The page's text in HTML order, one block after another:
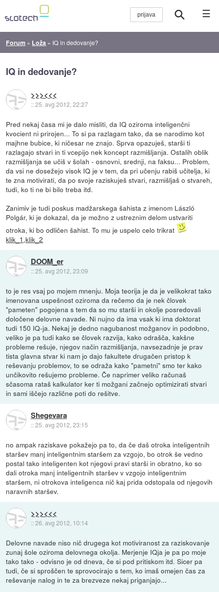
☰
Forum » Loža » IQ in dedovanje?
IQ in dedovanje?
>>><<<
::25. avg 2012, 22:27
Pred nekaj časa mi je dalo misliti, da IQ oziroma inteligenčni
kvocient ni prirojen... To si pa razlagam tako, da se narodimo kot
majhne bubice, ki ničesar ne znajo. Sprva opazuješ, starši ti
razlagajo stvari in ti vcepijo nek koncept razmišljanja. Ostalih oblik
razmišljanja se učiš v šolah - osnovni, srednji, na faksu... Problem,
da vsi ne dosežejo visok IQ je v tem, da pri učenju rabiš učitelja, ki
te zna motivirati, da po svoje raziskuješ stvari, razmišljaš o stvareh,
tudi, ko ti ne bi bilo treba itd.
Zanimiv je tudi poskus madžarskega šahista z imenom László
Polgár, ki je dokazal, da je možno z ustreznim delom ustvariti
otroka, ki bo odličen šahist. To mu je uspelo celo trikrat
klik_1 ,klik_2
DOOM_er
::25. avg 2012, 23:09
to je res vsaj po mojem mnenju. Moja teorija je da je velikokrat tako
imenovana uspešnost oziroma da rečemo da je nek človek
"pameten" pogojena s tem da so mu starši in okolje posredovali
določene delovne navade. Ni nujno da ima vsak ki ima doktorat
tudi 150 IQ-ja. Nekaj je dedno nagubanost možganov in podobno,
veliko je pa tudi kako se človek razvija, kako odrašča, kakšne
probleme rešuje, njegov način razmišljanja, navsezadnje je prav
tista glavna stvar ki nam jo dajo fakultete drugačen pristop k
reševanju problemov, to se odraža kako "pametni" smo ter kako
unčikovito rešujemo probleme. Če naprimer veliko računaš
sčasoma rataš kalkulator ker ti možgani začnejo optimizirati stvari
in sami iščejo različne poti do rešitve.
Shegevara
::25. avg 2012, 23:15
no ampak raziskave pokažejo pa to, da če daš otroka inteligentnih
staršev manj inteligentnim staršem za vzgojo, bo otrok še vedno
postal tako inteligenten kot njegovi pravi starši in obratno, ko so
dali otroka manj inteligentnih staršev v vzgojo inteligentnim
staršem, ni otrokova inteligenca nič kaj prida odstopala od njegovih
naravnih staršev.
>>><<<
::26. avg 2012, 10:14
Delovne navade niso nič drugega kot motiviranost za raziskovanje
zunaj šole oziroma delovnega okolja. Merjenje IQja je pa po moje
tako tako - odvisno je od dneva, če si pod pritiskom itd. Sicer pa
tudi, če si sproščen te sprovocirajo s tem, ko imaš omejen čas za
reševanje nalog in te za brezveze nekaj priganjajo...